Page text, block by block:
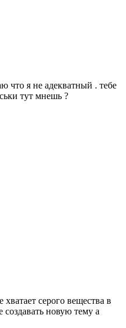
что я не адекватный . тебе
тут мнешь ?
хватает серого вещества в
создавать новую тему а